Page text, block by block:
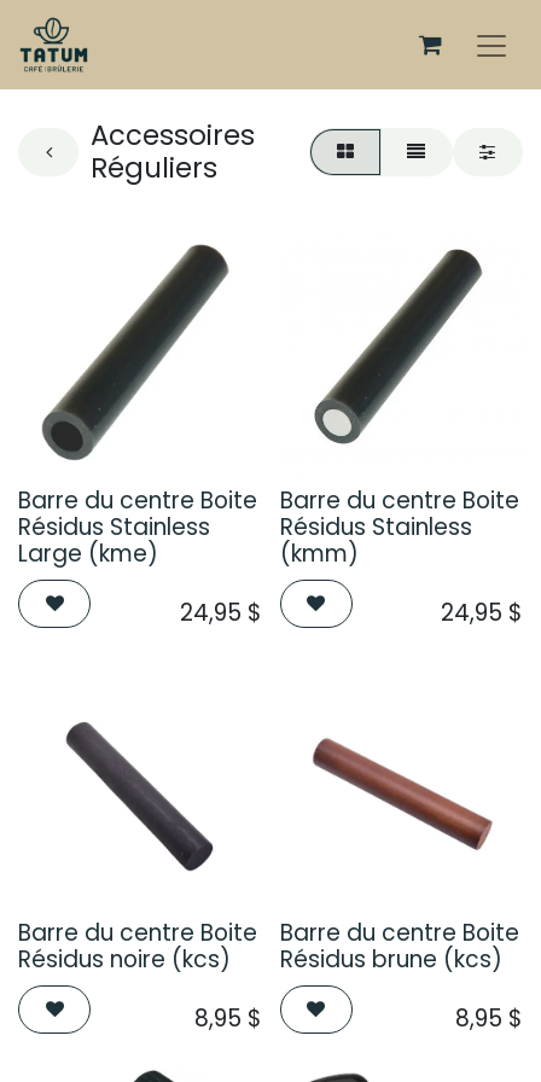
Accessoires
Réguliers
Barre du centre Boite
Résidus Stainless
Large (kme)
24,95 $
Barre du centre Boite
Résidus Stainless
(kmm)
24,95 $
Barre du centre Boite
Résidus noire (kcs)
8,95 $
Barre du centre Boite
Résidus brune (kcs)
8,95 $